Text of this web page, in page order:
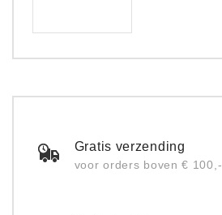
Gratis verzending
voor orders boven € 100,-